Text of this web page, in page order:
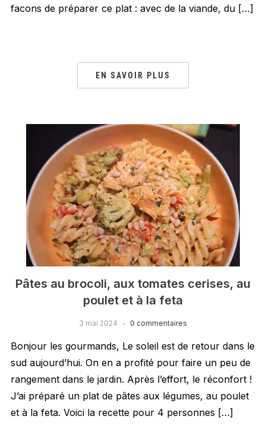
facons de préparer ce plat : avec de la viande, du […]
EN SAVOIR PLUS
Pâtes au brocoli, aux tomates cerises, au
poulet et à la feta
3 mai 2024 0 commentaires
Bonjour les gourmands, Le soleil est de retour dans le
sud aujourd’hui. On en a profité pour faire un peu de
rangement dans le jardin. Après l’effort, le réconfort !
J’ai préparé un plat de pâtes aux légumes, au poulet
et à la feta. Voici la recette pour 4 personnes […]